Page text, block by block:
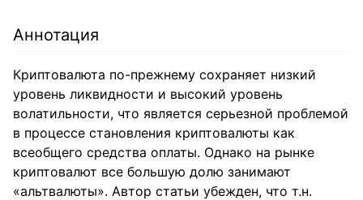
Аннотация
Криптовалюта по-прежнему сохраняет низкий
уровень ликвидности и высокий уровень
волатильности, что является серьезной проблемой
в процессе становления криптовалюты как
всеобщего средства оплаты. Однако на рынке
криптовалют все большую долю занимают
«альтвалюты». Автор статьи убежден, что т.н.